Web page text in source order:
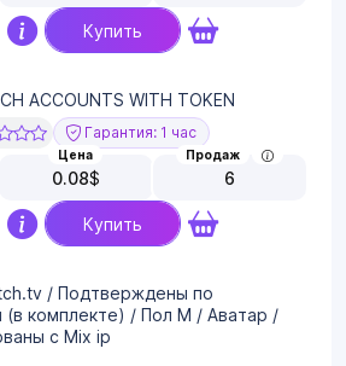
Купить
ACCOUNTS WITH TOKEN
Гарантия: 1 час
Цена
0.08$
Продаж
6
Купить
/ Подтверждены по
(в комплекте) / Пол М / Аватар /
c Mix ip